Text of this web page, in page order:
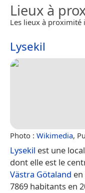
Lieux à
Les lieux à proximité
Lysekil
Photo : Wikimedia,
Lysekil est une
dont elle est le
Västra Götaland en
7869 habitants en